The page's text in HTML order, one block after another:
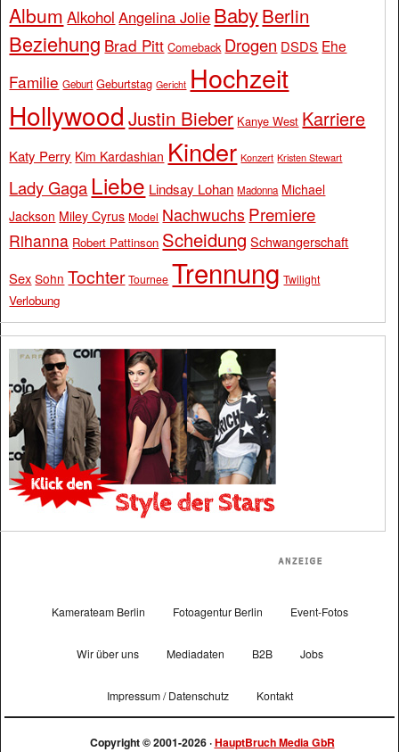
Album Alkohol Angelina Jolie BabyBerlin
Beziehung Brad Pitt Comeback Drogen DSDS Ehe
Familie Geburt Geburtstag Gericht Hochzeit
Hollywood Justin Bieber Kanye West Karriere
Katy Perry Kim Kardashian Kinder Konzert Kristen Stewart
Lady Gaga Liebe Lindsay Lohan Madonna Michael
Jackson Miley Cyrus Model Nachwuchs Premiere
Rihanna Robert Pattinson Scheidung Schwangerschaft
Sex Sohn Tochter Tournee Trennung Twilight
Verlobung
Kamerateam Berlin Fotoagentur Berlin Event-Fotos
Wir über uns Mediadaten B2B Jobs
Impressum / Datenschutz Kontakt
Copyright © 2001-2026 ·HauptBruch Media GbR